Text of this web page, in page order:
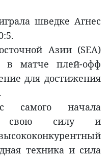
шведке Агнес
Азии (SEA)
в матче плей-офф
для достижения
самого начала
свою силу и
техника и сила